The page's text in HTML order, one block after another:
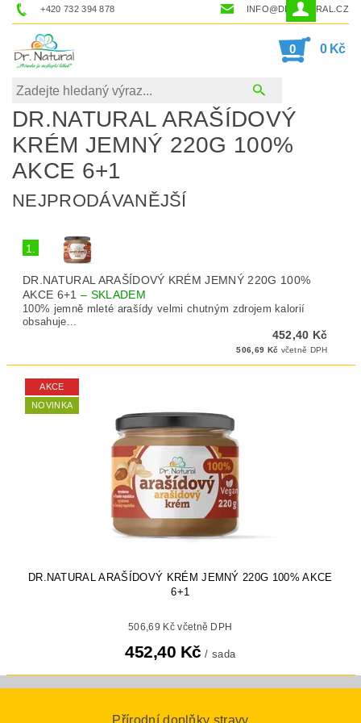
+420 732 394 878 INFO@DRNATURAL.CZ
0 0 Kč
DR.NATURAL ARAŠÍDOVÝ
KRÉM JEMNÝ 220G 100%
AKCE 6+1
NEJPRODÁVANĚJŠÍ
1.
DR.NATURAL ARAŠÍDOVÝ KRÉM JEMNÝ 220G 100%
AKCE 6+1– SKLADEM
100% jemně mleté arašídy velmi chutným zdrojem kalorií
obsahuje...
452,40 Kč
506,69 Kč včetně DPH
AKCE
NOVINKA
DR.NATURAL ARAŠÍDOVÝ KRÉM JEMNÝ 220G 100% AKCE
6+1
506,69 Kč včetně DPH
452,40 Kč / sada
Přírodní doplňky stravy